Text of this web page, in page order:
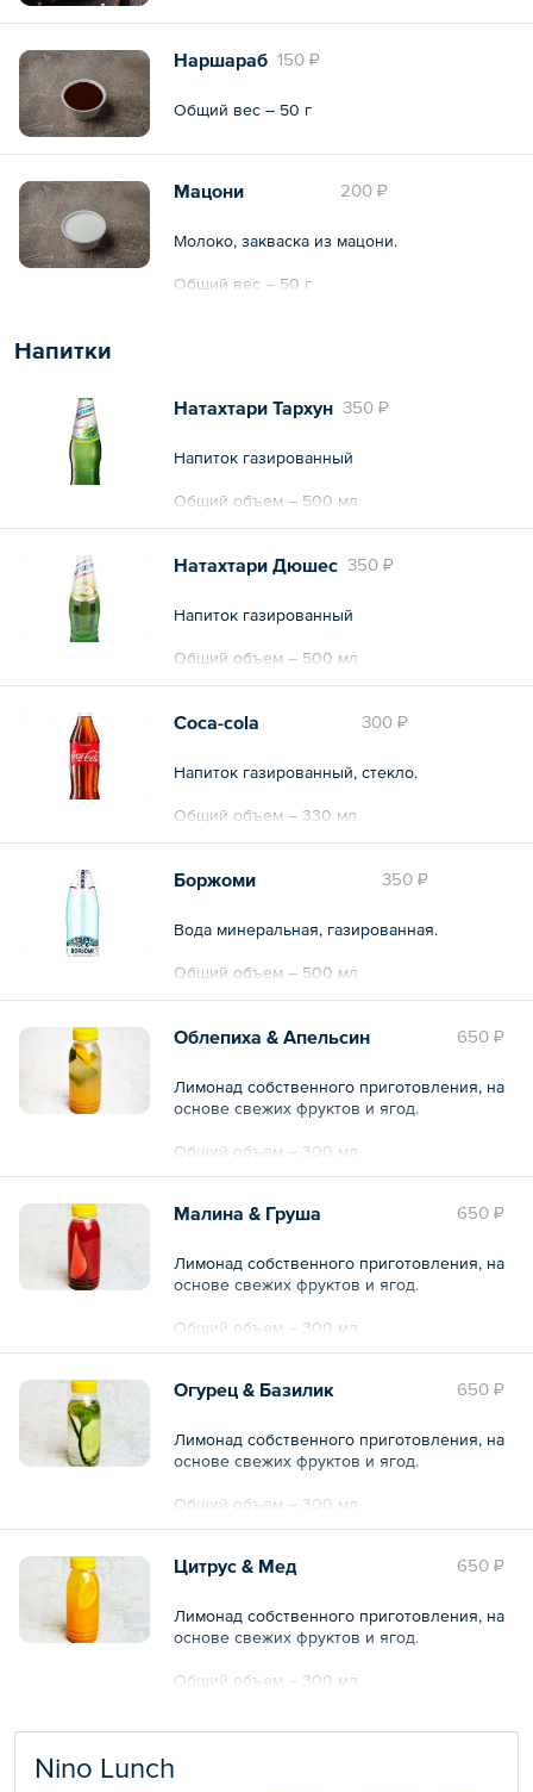
150 ₽
Наршараб
Общий вес – 50 г
200 ₽
Мацони
Молоко, закваска из мацони.
Общий вес – 50 г
Напитки
350 ₽
Натахтари Тархун
Напиток газированный
Общий объем – 500 мл
350 ₽
Натахтари Дюшес
Напиток газированный
Общий объем – 500 мл
300 ₽
Coca-cola
Напиток газированный, стекло.
Общий объем – 330 мл
350 ₽
Боржоми
Вода минеральная, газированная.
Общий объем – 500 мл
650 ₽
Облепиха & Апельсин
Лимонад собственного приготовления, на
основе свежих фруктов и ягод.
Общий объем – 300 мл
650 ₽
Малина & Груша
Лимонад собственного приготовления, на
основе свежих фруктов и ягод.
Общий объем – 300 мл
650 ₽
Огурец & Базилик
Лимонад собственного приготовления, на
основе свежих фруктов и ягод.
Общий объем – 300 мл
650 ₽
Цитрус & Мед
Лимонад собственного приготовления, на
основе свежих фруктов и ягод.
Общий объем – 300 мл
Nino Lunch